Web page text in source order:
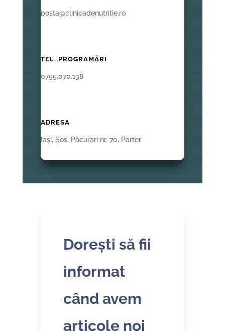
posta@clinicadenutritie.ro
TEL. PROGRAMĂRI
0755.070.138
ADRESA
Iași, Șos. Păcurari nr. 70, Parter
Dorești să fii
informat
când avem
articole noi